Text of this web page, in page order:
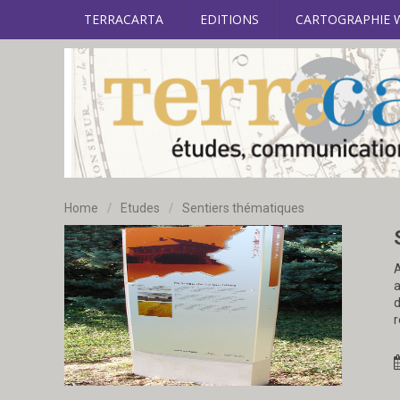
TERRACARTA EDITIONS CARTOGRAPHIE
Home / Etudes / Sentiers thématiques